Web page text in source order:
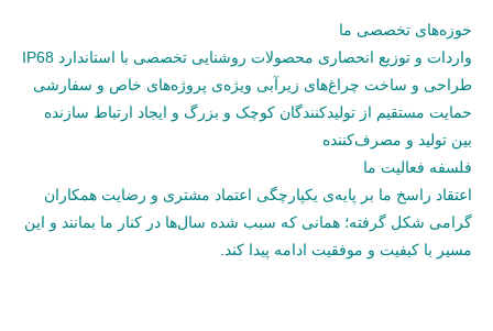
حوزه‌های تخصصی ما
واردات و توزیع انحصاری محصولات روشنایی تخصصی با استاندارد IP68
طراحی و ساخت چراغ‌های زیرآبی ویژه‌ی پروژه‌های خاص و سفارشی
حمایت مستقیم از تولیدکنندگان کوچک و بزرگ و ایجاد ارتباط سازنده
بین تولید و مصرف‌کننده
فلسفه فعالیت ما
اعتقاد راسخ ما بر پایه‌ی یکپارچگی اعتماد مشتری و رضایت همکاران
گرامی شکل گرفته؛ همانی که سبب شده سال‌ها در کنار ما بمانند و این
مسیر با کیفیت و موفقیت ادامه پیدا کند.